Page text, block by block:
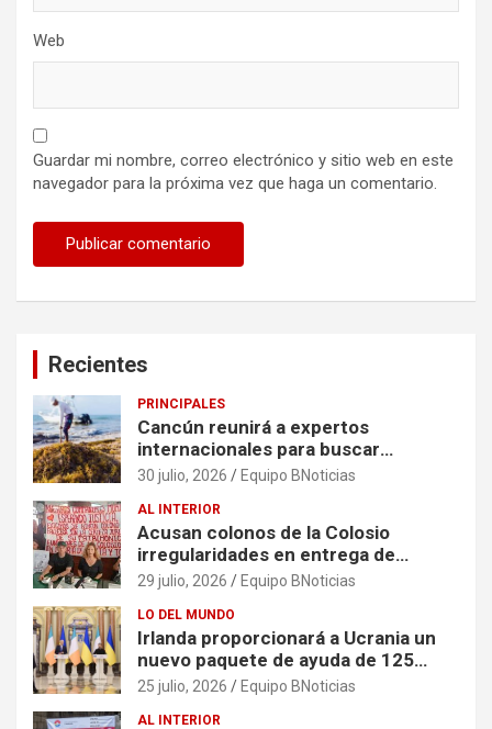
Web
Guardar mi nombre, correo electrónico y sitio web en este
navegador para la próxima vez que haga un comentario.
Recientes
PRINCIPALES
Cancún reunirá a expertos
internacionales para buscar
soluciones al problema del sargazo
30 julio, 2026 Equipo BNoticias
AL INTERIOR
Acusan colonos de la Colosio
irregularidades en entrega de
escrituras
29 julio, 2026 Equipo BNoticias
LO DEL MUNDO
Irlanda proporcionará a Ucrania un
nuevo paquete de ayuda de 125
millones de euros
25 julio, 2026 Equipo BNoticias
AL INTERIOR